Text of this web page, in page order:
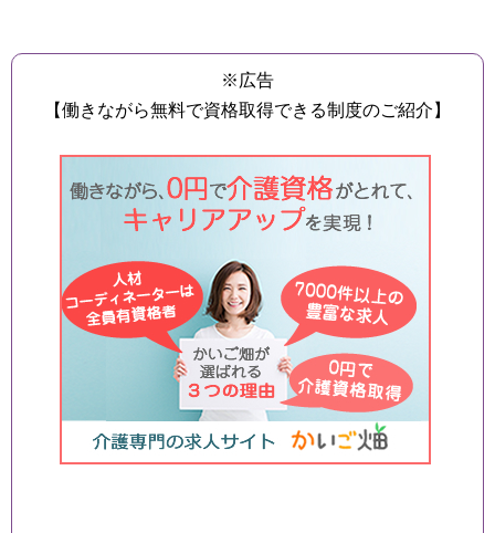
※広告
【働きながら無料で資格取得できる制度のご紹介】